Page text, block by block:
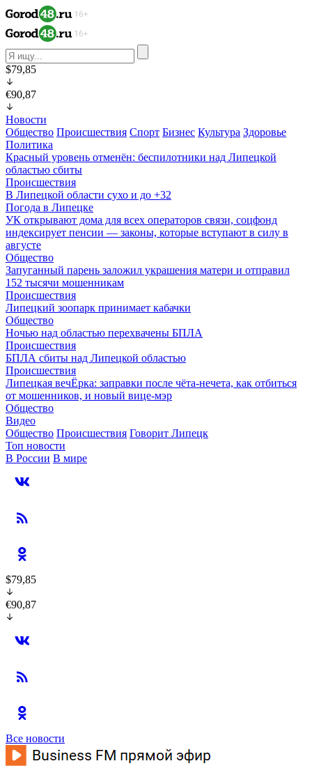
$79,85
€90,87
Новости
Общество Происшествия Спорт Бизнес Культура Здоровье
Политика
Красный уровень отменён: беспилотники над Липецкой
областью сбиты
Происшествия
В Липецкой области сухо и до +32
Погода в Липецке
УК открывают дома для всех операторов связи, соцфонд
индексирует пенсии — законы, которые вступают в силу в
августе
Общество
Запуганный парень заложил украшения матери и отправил
152 тысячи мошенникам
Происшествия
Липецкий зоопарк принимает кабачки
Общество
Ночью над областью перехвачены БПЛА
Происшествия
БПЛА сбиты над Липецкой областью
Происшествия
Липецкая вечЁрка: заправки после чёта-нечета, как отбиться
от мошенников, и новый вице-мэр
Общество
Видео
Общество Происшествия Говорит Липецк
Топ новости
В России В мире
$79,85
€90,87
Все новости